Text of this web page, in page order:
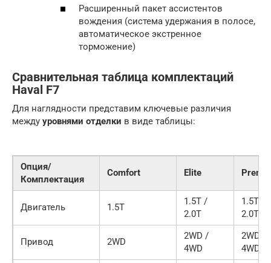
Расширенный пакет ассистентов
вождения (система удержания в полосе,
автоматическое экстренное
торможение)
Сравнительная таблица комплектаций
Haval F7
Для наглядности представим ключевые различия
между уровнями отделки в виде таблицы:
Опция/
Комплектация
Comfort Elite
Двигатель 1.5T
1.5T /
2.0T
1.5T /
2.0T
Привод 2WD
2WD /
4WD
2WD /
4WD